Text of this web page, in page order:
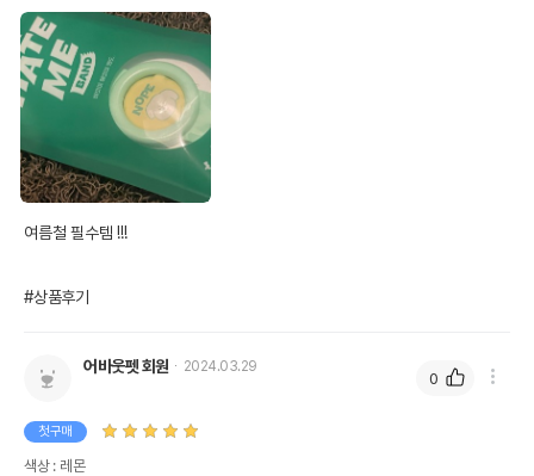
여름철 필수템 !!!
#상품후기
어바웃펫 회원 2024.03.29
첫구매
색상 : 레몬
0